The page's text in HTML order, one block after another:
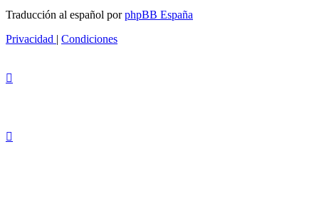
Traducción al español porphpBB España
Privacidad | Condiciones